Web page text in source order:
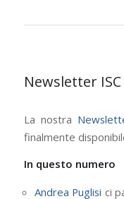
Newsletter
La nostra
finalmente
In questo numero
Andrea Puglisi ci